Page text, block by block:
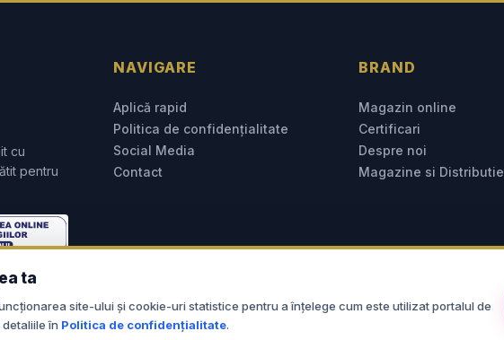
cu
pentru
NAVIGARE
Aplică rapid
Politica de confidențialitate
Social Media
Contact
BRAND
Magazin online
Certificari
Despre noi
Magazine si Distributie
© 2026Carnia(Ana & Cornel). Toate drepturile rezervate.
Dezvoltat cu
ta
site-ului și cookie-uri statistice pentru a înțelege cum este utilizat portalul de
în Politica de confidențialitate.